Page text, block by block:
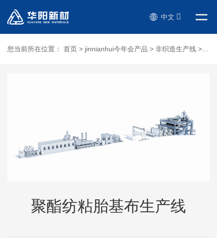
中文
您当前所在位置： 首页 > jinnianhui今年会产品 > 非织造生产线 >
聚酯纺粘胎基布生产线